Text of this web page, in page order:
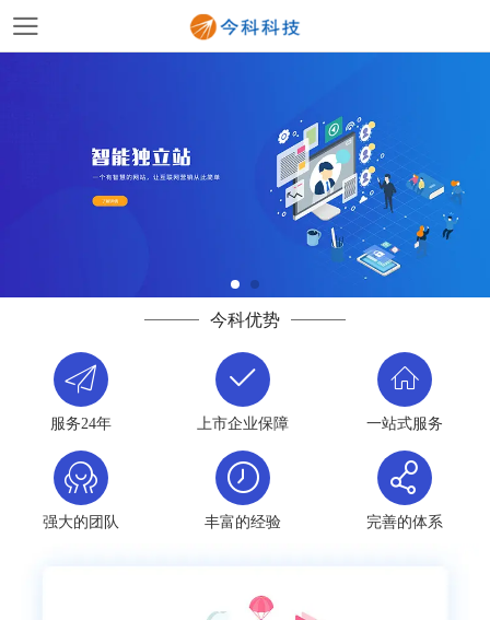
今科优势
服务24年 上市企业保障 一站式服务
强大的团队 丰富的经验 完善的体系